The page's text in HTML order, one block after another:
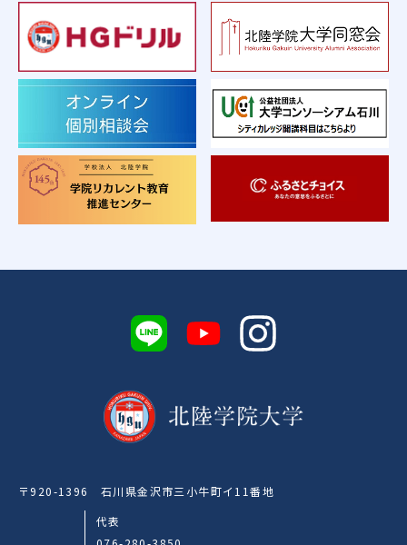
〒920-1396 石川県金沢市三小牛町イ11番地
代表